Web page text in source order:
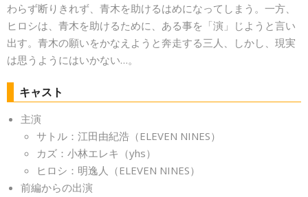
わらず断りきれず、青木を助けるはめになってしまう。一方、
ヒロシは、青木を助けるために、ある事を「演」じようと言い
出す。青木の願いをかなえようと奔走する三人、しかし、現実
は思うようにはいかない…。
キャスト
主演
サトル：江田由紀浩（ELEVEN NINES）
カズ：小林エレキ（yhs）
ヒロシ：明逸人（ELEVEN NINES）
前編からの出演